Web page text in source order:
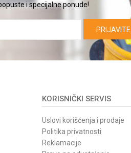
i specijalne ponude!
KORISNIČKI SERVIS
Uslovi korišćenja i prodaje
Politika privatnosti
Reklamacije